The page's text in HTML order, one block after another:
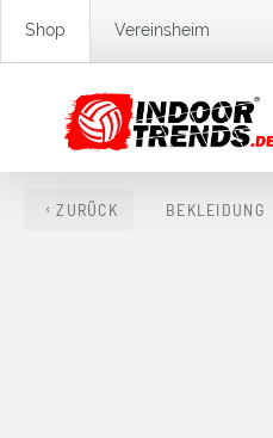
Zur Hauptnavigation springen
Shop Vereinsheim
ZURÜCK BEKLEIDUNG